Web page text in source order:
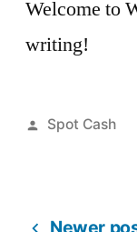
Welcome to
writing!
Posted
Spot Cash
Newer